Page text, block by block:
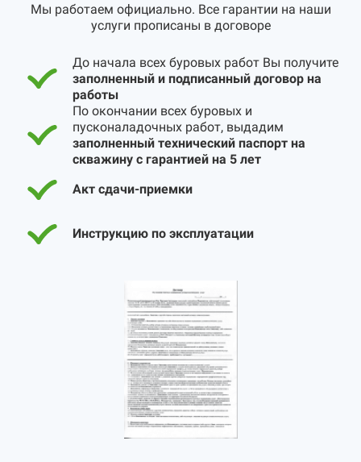
Мы работаем официально. Все гарантии на наши
услуги прописаны в договоре
До начала всех буровых работ Вы получите
заполненный и подписанный договор на
работы
По окончании всех буровых и
пусконаладочных работ, выдадим
заполненный технический паспорт на
скважину с гарантией на 5 лет
Акт сдачи-приемки
Инструкцию по эксплуатации